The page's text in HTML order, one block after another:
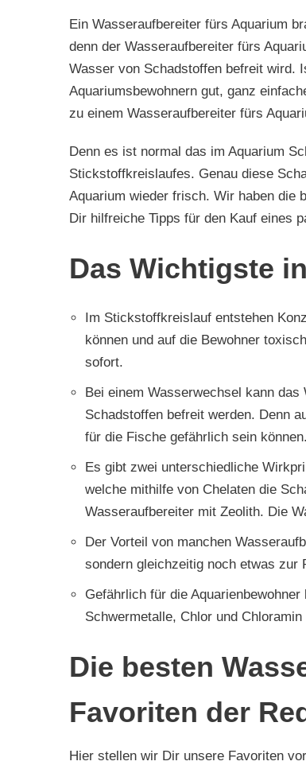
Ein Wasseraufbereiter fürs Aquarium
denn der Wasseraufbereiter fürs
Wasser von Schadstoffen befreit wird.
Aquariumsbewohnern gut, ganz
zu einem Wasseraufbereiter fürs
Denn es ist normal das im Aquarium
Stickstoffkreislaufes. Genau diese
Aquarium wieder frisch. Wir haben die
Dir hilfreiche Tipps für den Kauf eines
Das Wichtigste
Im Stickstoffkreislauf entstehen
können und auf die Bewohner
sofort.
Bei einem Wasserwechsel kann
Schadstoffen befreit werden. Denn
für die Fische gefährlich sein können.
Es gibt zwei unterschiedliche
welche mithilfe von Chelaten die
Wasseraufbereiter mit Zeolith. Die
Der Vorteil von manchen
sondern gleichzeitig noch etwas zur
Gefährlich für die
Schwermetalle, Chlor und
Die besten
Favoriten der
Hier stellen wir Dir unsere Favoriten